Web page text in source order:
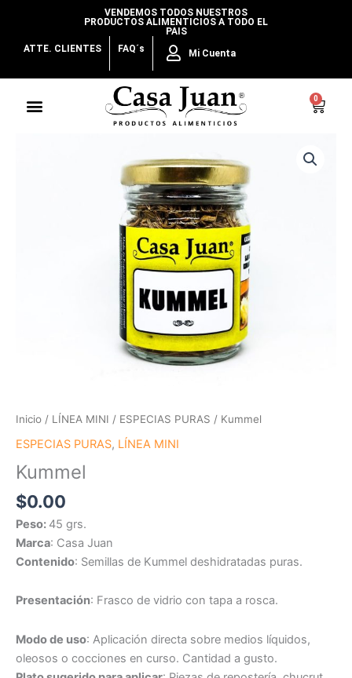
contenido
VENDEMOS TODOS NUESTROS
PRODUCTOS ALIMENTICIOS A TODO EL
PAIS
ATTE. CLIENTES
FAQ´s Mi Cuenta
Menu 0
Cart
Inicio / LÍNEA MINI / ESPECIAS PURAS / Kummel
ESPECIAS PURAS, LÍNEA MINI
Kummel
$0.00
Peso: 45 grs.
Marca: Casa Juan
Contenido: Semillas de Kummel deshidratadas puras.
Presentación: Frasco de vidrio con tapa a rosca.
Modo de uso: Aplicación directa sobre medios líquidos,
oleosos o cocciones en curso. Cantidad a gusto.